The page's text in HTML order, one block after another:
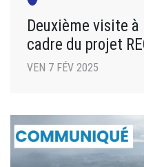
Deuxième visite à
cadre du projet
VEN 7 FÉV 2025